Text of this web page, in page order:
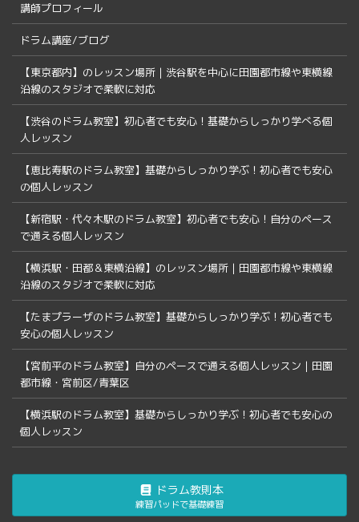
講師プロフィール
ドラム講座/ブログ
【東京都内】のレッスン場所｜渋谷駅を中心に田園都市線や東横線
沿線のスタジオで柔軟に対応
【渋谷のドラム教室】初心者でも安心！基礎からしっかり学べる個
人レッスン
【恵比寿駅のドラム教室】基礎からしっかり学ぶ！初心者でも安心
の個人レッスン
【新宿駅・代々木駅のドラム教室】初心者でも安心！自分のペース
で通える個人レッスン
【横浜駅・田都＆東横沿線】のレッスン場所｜田園都市線や東横線
沿線のスタジオで柔軟に対応
【たまプラーザのドラム教室】基礎からしっかり学ぶ！初心者でも
安心の個人レッスン
【宮前平のドラム教室】自分のペースで通える個人レッスン｜田園
都市線・宮前区/青葉区
【横浜駅のドラム教室】基礎からしっかり学ぶ！初心者でも安心の
個人レッスン
ドラム教則本
練習パッドで基礎練習